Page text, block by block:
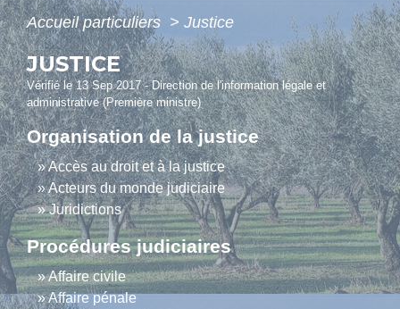
Accueil particuliers > Justice
JUSTICE
Vérifié le 13 Sep 2017 - Direction de l'information légale et
administrative (Première ministre)
Organisation de la justice
Accès au droit et à la justice
Acteurs du monde judiciaire
Juridictions
Procédures judiciaires
Affaire civile
Affaire pénale